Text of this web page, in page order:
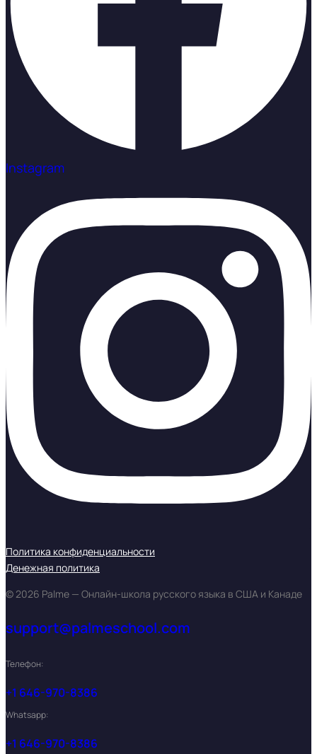
Instagram
Политика конфиденциальности
Денежная политика
© 2026 Palme — Онлайн-школа русского языка в США и Канаде
support@palmeschool.com
Телефон:
+1 646-970-8386
Whatsapp:
+1 646-970-8386